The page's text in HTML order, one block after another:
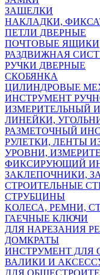
ЗАЩЕЛКИ
НАКЛАДКИ,
ПЕТЛИ ДВЕРНЫЕ
ПОЧТОВЫЕ ЯЩИКИ
РАЗДВИЖНАЯ
РУЧКИ ДВЕРНЫЕ
СКОБЯНКА
ЦИЛИНДРОВЫЕ
ИНСТРУМЕНТ
ИЗМЕРИТЕЛЬНЫЙ
ЛИНЕЙКИ,
РАЗМЕТОЧНЫЙ
РУЛЕТКИ, ЛЕНТЫ
УРОВНИ,
ФИКСИРУЮЩИЙ
ЗАКЛЕПОЧНИКИ,
СТРОИТЕЛЬНЫЕ
СТРУБЦИНЫ
KОЛЕСА, РЕМНИ,
ГАЕЧНЫЕ КЛЮЧИ
ДЛЯ НАРЕЗАНИЯ
ДОМКРАТЫ
ИНСТРУМЕНТ ДЛЯ
ВАЛИКИ И
ДЛЯ